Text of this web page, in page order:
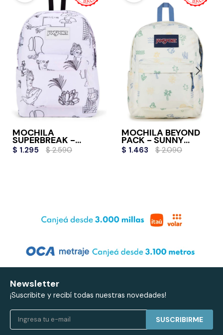
MOCHILA
SUPERBREAK -
COLOR ME
$ 1.295 $ 2.590
MOCHILA BEYOND
PACK - SUNNY
SKETCHES
$ 1.463 $ 2.090
Newsletter
¡Suscribite y recibí todas nuestras novedades!
SUSCRIBIRME